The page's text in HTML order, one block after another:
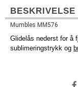
BESKRIVELSE
Mumbles MM576
Glidelås nederst for å
sublimeringstrykk og